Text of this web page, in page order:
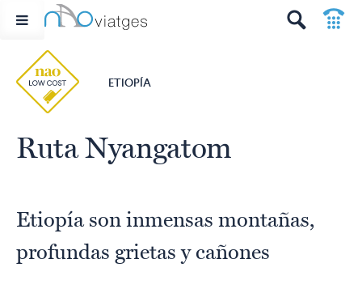
ETIOPÍA
Ruta Nyangatom
Etiopía son inmensas montañas,
profundas grietas y cañones
t
p